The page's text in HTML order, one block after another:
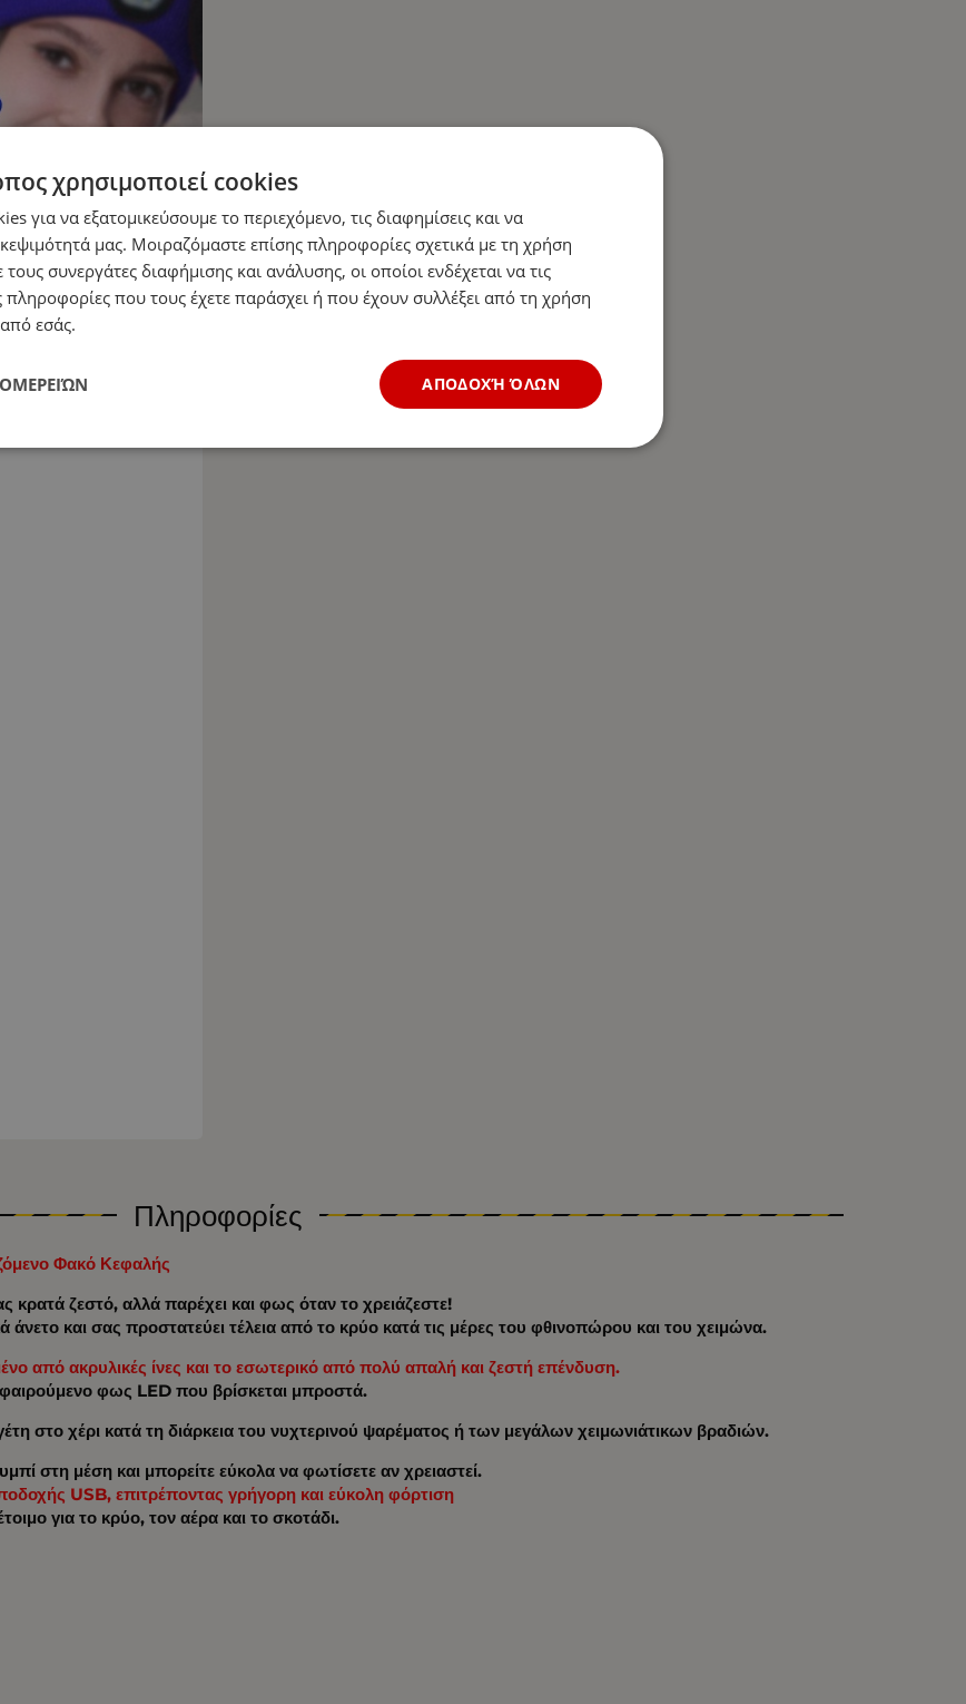
Πληροφορίες
Φακό Κεφαλής
ζεστό, αλλά παρέχει και φως όταν το χρειάζεστε!
άνετο και σας προστατεύει τέλεια από το κρύο κατά τις μέρες του φθινοπώρου και του χειμώνα.
από ακρυλικές ίνες και το εσωτερικό από πολύ απαλή και ζεστή επένδυση.
φως LED που βρίσκεται μπροστά.
στο χέρι κατά τη διάρκεια του νυχτερινού ψαρέματος ή των μεγάλων χειμωνιάτικων βραδιών.
στη μέση και μπορείτε εύκολα να φωτίσετε αν χρειαστεί.
USB, επιτρέποντας γρήγορη και εύκολη φόρτιση
για το κρύο, τον αέρα και το σκοτάδι.
χρησιμοποιεί cookies
για να εξατομικεύσουμε το περιεχόμενο, τις διαφημίσεις και να
μας. Μοιραζόμαστε επίσης πληροφορίες σχετικά με τη χρήση
συνεργάτες διαφήμισης και ανάλυσης, οι οποίοι ενδέχεται να τις
που τους έχετε παράσχει ή που έχουν συλλέξει από τη χρήση
εσάς.
ΑΠΟΔΟΧΉ ΌΛΩΝ